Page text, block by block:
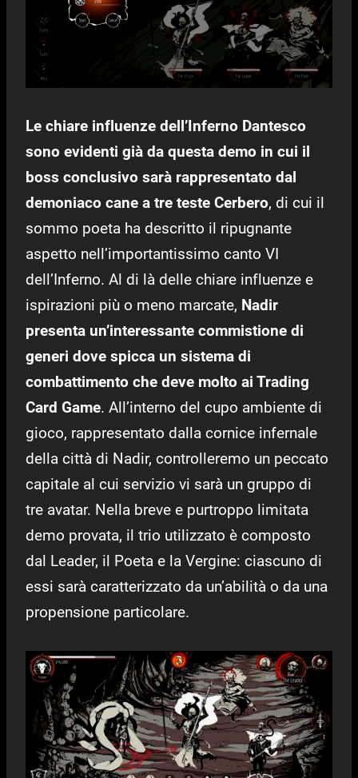
Le chiare influenze dell’Inferno Dantesco
sono evidenti già da questa demo in cui il
boss conclusivo sarà rappresentato dal
demoniaco cane a tre teste Cerbero, di cui il
sommo poeta ha descritto il ripugnante
aspetto nell’importantissimo canto VI
dell’Inferno. Al di là delle chiare influenze e
ispirazioni più o meno marcate, Nadir
presenta un’interessante commistione di
generi dove spicca un sistema di
combattimento che deve molto ai Trading
Card Game. All’interno del cupo ambiente di
gioco, rappresentato dalla cornice infernale
della città di Nadir, controlleremo un peccato
capitale al cui servizio vi sarà un gruppo di
tre avatar. Nella breve e purtroppo limitata
demo provata, il trio utilizzato è composto
dal Leader, il Poeta e la Vergine: ciascuno di
essi sarà caratterizzato da un’abilità o da una
propensione particolare.